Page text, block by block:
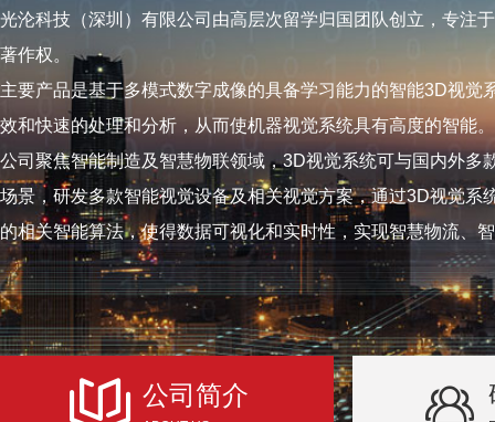
光沦科技（深圳）有限公司由高层次留学归国团队创立，专注
著作权。
主要产品是基于多模式数字成像的具备学习能力的智能3D视
效和快速的处理和分析，从而使机器视觉系统具有高度的智能
公司聚焦智能制造及智慧物联领域，3D视觉系统可与国内外
场景，研发多款智能视觉设备及相关视觉方案，通过3D视觉
的相关智能算法，使得数据可视化和实时性，实现智慧物流、
公司简介